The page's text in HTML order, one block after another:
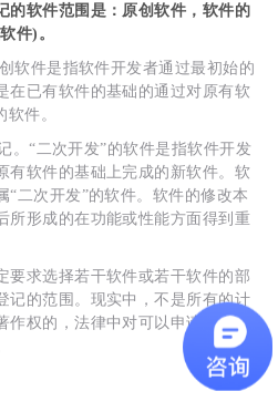
的软件范围是：原创软件，软件的
件)。
件是指软件开发者通过最初始的
在已有软件的基础的通过对原有软
件。
“二次开发”的软件是指软件开发
有软件的基础上完成的新软件。软
“二次开发”的软件。软件的修改本
所形成的在功能或性能方面得到重
求选择若干软件或若干软件的部
记的范围。现实中，不是所有的计
作权的，法律中对可以申请著作权